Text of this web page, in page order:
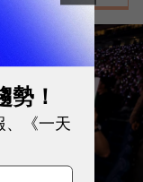
！
、《一天